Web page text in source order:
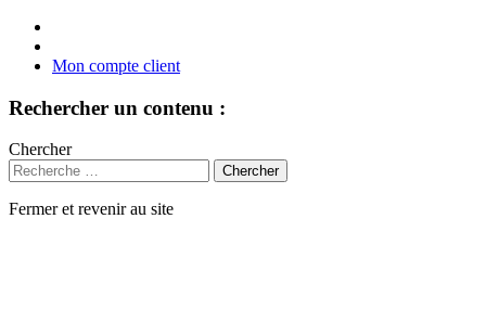
Mon compte client
Rechercher un contenu :
Chercher
Fermer et revenir au site